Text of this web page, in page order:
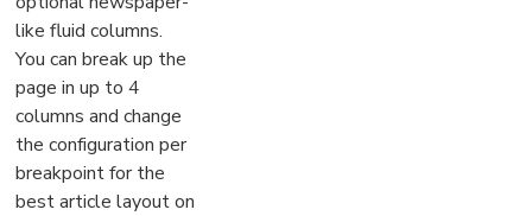
like fluid columns.
You can break up the
page in up to 4
columns and change
the configuration per
breakpoint for the
best article layout on